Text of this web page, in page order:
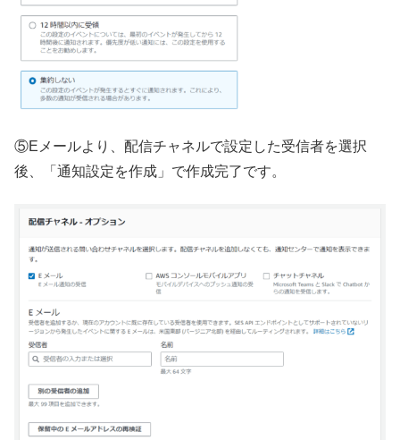
⑤Eメールより、配信チャネルで設定した受信者を選択
後、「通知設定を作成」で作成完了です。